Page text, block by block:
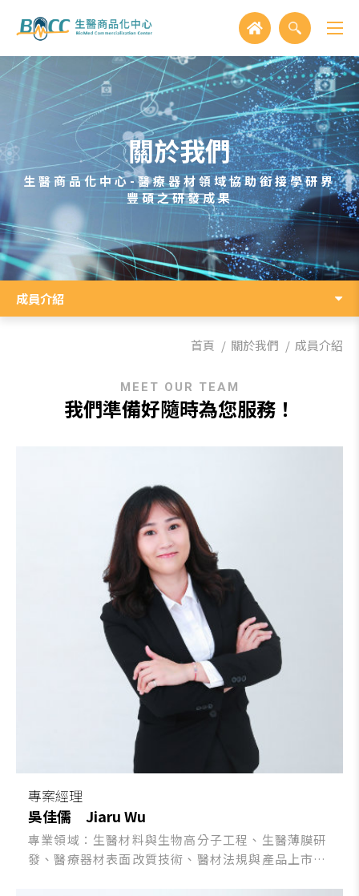
關於我們
生醫商品化中心-醫療器材領域協助銜接學研界
豐碩之研發成果
成員介紹
首頁 關於我們 成員介紹
MEET OUR TEAM
我們準備好隨時為您服務！
專案經理
吳佳儒 Jiaru Wu
專業領域：生醫材料與生物高分子工程、生醫薄膜研
發、醫療器材表面改質技術、醫材法規與產品上市申